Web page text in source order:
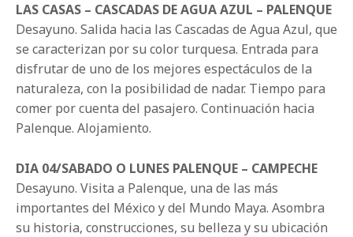
LAS CASAS – CASCADAS DE AGUA AZUL – PALENQUE
Desayuno. Salida hacia las Cascadas de Agua Azul, que
se caracterizan por su color turquesa. Entrada para
disfrutar de uno de los mejores espectáculos de la
naturaleza, con la posibilidad de nadar. Tiempo para
comer por cuenta del pasajero. Continuación hacia
Palenque. Alojamiento.
DIA 04/SABADO O LUNES PALENQUE – CAMPECHE
Desayuno. Visita a Palenque, una de las más
importantes del México y del Mundo Maya. Asombra
su historia, construcciones, su belleza y su ubicación